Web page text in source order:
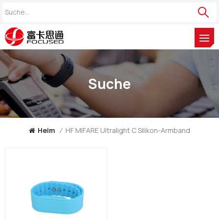
Suche
Heim / HF MIFARE Ultralight C Silikon-Armband